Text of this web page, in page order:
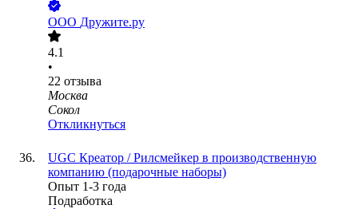
ООО Дружите.ру
4.1
•
22 отзыва
Москва
Сокол
Откликнуться
UGC Креатор / Рилсмейкер в производственную
компанию (подарочные наборы)
Опыт 1-3 года
Подработка